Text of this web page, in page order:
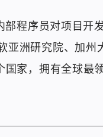
程序员对项目开
亚洲研究院、加州
，拥有全球最领